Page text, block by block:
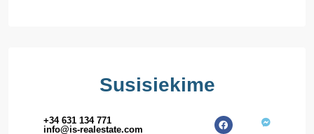
Susisiekime
+34 631 134 771
info@is-realestate.com